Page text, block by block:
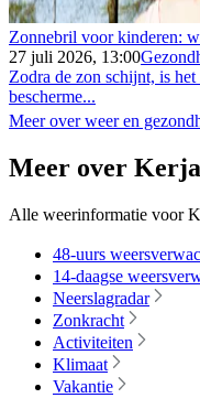
Zonnebril voor kinderen:
27 juli 2026, 13:00
Zodra de zon schijnt, is
bescherme...
Meer over weer en
Meer over
Alle weerinformatie voor
48-uurs
14-daagse
Neerslagradar
Zonkracht
Activiteiten
Klimaat
Vakantie